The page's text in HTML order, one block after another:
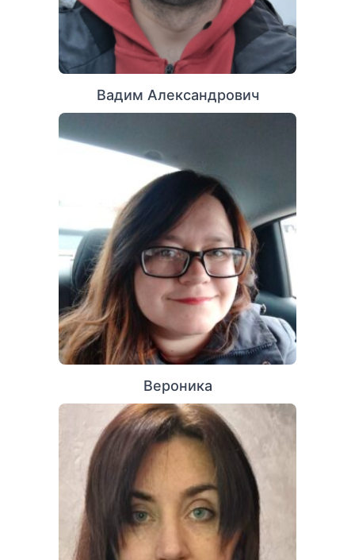
Вадим Александрович
Вероника